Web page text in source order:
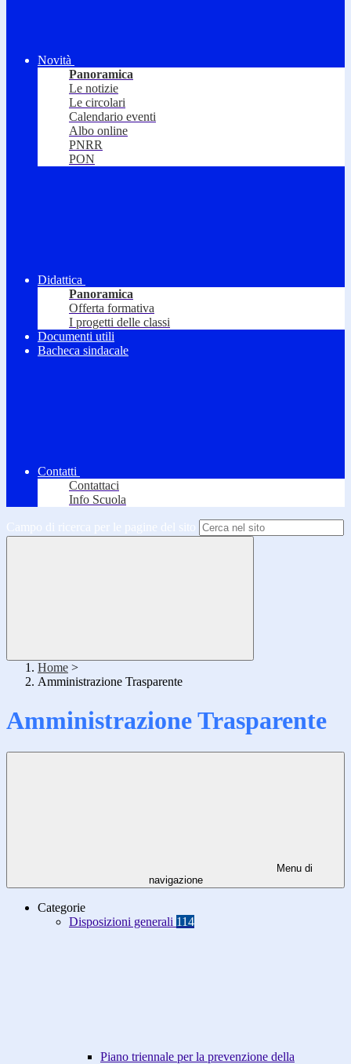
Novità
Panoramica
Le notizie
Le circolari
Calendario eventi
Albo online
PNRR
PON
Didattica
Panoramica
Offerta formativa
I progetti delle classi
Documenti utili
Bacheca sindacale
Contatti
Contattaci
Info Scuola
Campo di ricerca per le pagine del sito
Home >
Amministrazione Trasparente
Amministrazione Trasparente
Menu di
navigazione
Categorie
Disposizioni generali 114
Piano triennale per la prevenzione della